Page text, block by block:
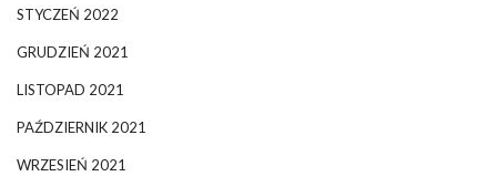
STYCZEŃ 2022
GRUDZIEŃ 2021
LISTOPAD 2021
PAŹDZIERNIK 2021
WRZESIEŃ 2021